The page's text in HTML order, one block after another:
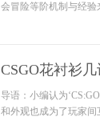
会冒险等阶机制与经
CSGO花衬衫
导语：小编认为
和外观也成为了玩家